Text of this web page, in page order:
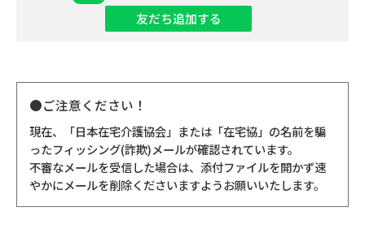
友だち追加する
●ご注意ください！
現在、「日本在宅介護協会」または「在宅協」の名前を騙
ったフィッシング(詐欺)メールが確認されています。
不審なメールを受信した場合は、添付ファイルを開かず速
やかにメールを削除くださいますようお願いいたします。